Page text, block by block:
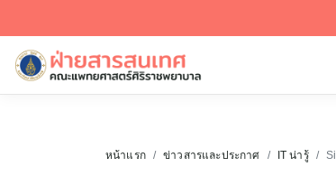
หน้าแรก ข่าวสารและประกาศ IT น่ารู้